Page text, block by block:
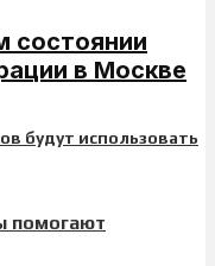
состоянии
в Москве
помогают